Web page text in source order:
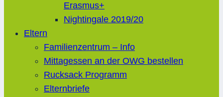
Erasmus+
Nightingale 2019/20
Eltern
Familienzentrum – Info
Mittagessen an der OWG bestellen
Rucksack Programm
Elternbriefe